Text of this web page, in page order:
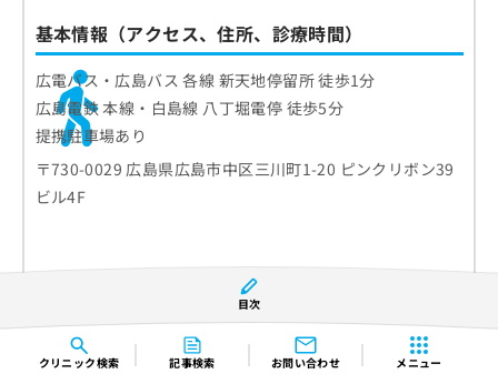
クリニック検索 記事検索 お問い合わせ メニュー
基本情報（アクセス、住所、診療時間）
広電バス・広島バス 各線 新天地停留所 徒歩1分
広島電鉄 本線・白島線 八丁堀電停 徒歩5分
提携駐車場あり
〒730-0029 広島県広島市中区三川町1-20 ピンクリボン39
ビル4F
目次